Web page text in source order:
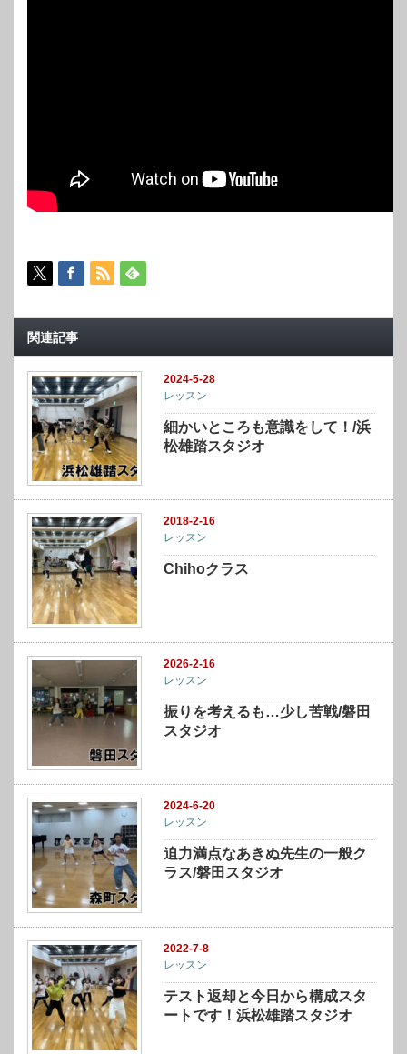
関連記事
2024-5-28
レッスン
細かいところも意識をして！/浜
松雄踏スタジオ
2018-2-16
レッスン
Chihoクラス
2026-2-16
レッスン
振りを考えるも…少し苦戦/磐田
スタジオ
2024-6-20
レッスン
迫力満点なあきぬ先生の一般ク
ラス/磐田スタジオ
2022-7-8
レッスン
テスト返却と今日から構成スタ
ートです！浜松雄踏スタジオ